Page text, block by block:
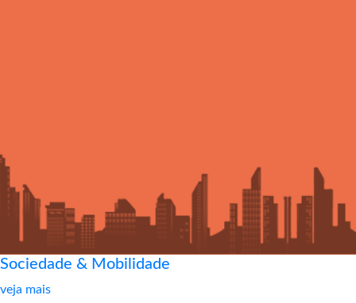
Sociedade & Mobilidade
veja mais